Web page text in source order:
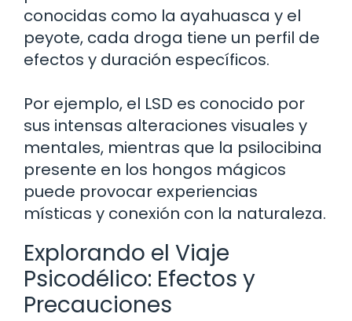
conocidas como la ayahuasca y el
peyote, cada droga tiene un perfil de
efectos y duración específicos.
Por ejemplo, el LSD es conocido por
sus intensas alteraciones visuales y
mentales, mientras que la psilocibina
presente en los hongos mágicos
puede provocar experiencias
místicas y conexión con la naturaleza.
Explorando el Viaje
Psicodélico: Efectos y
Precauciones